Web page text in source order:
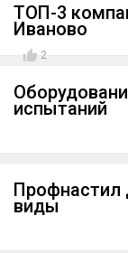
ТОП-3
Иваново
2
испытаний
Профнастил
виды